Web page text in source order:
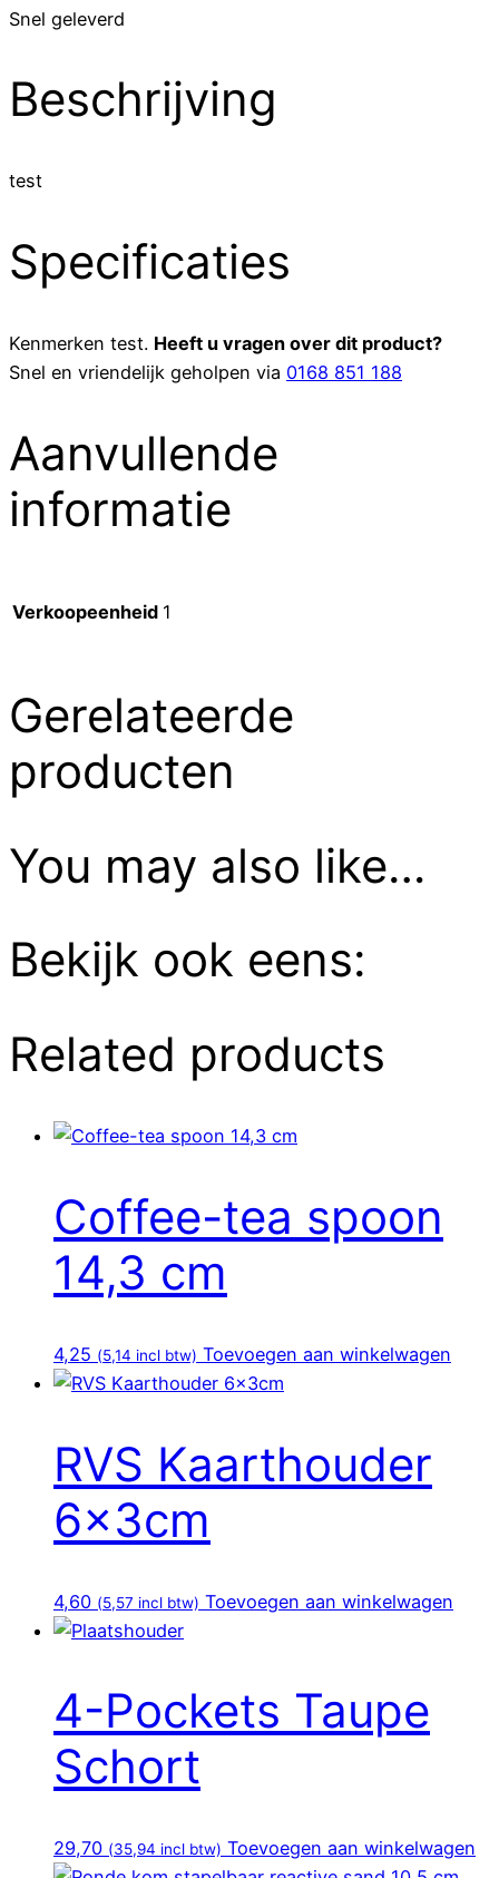
Snel geleverd
Beschrijving
test
Specificaties
Kenmerken test. Heeft u vragen over dit product?
Snel en vriendelijk geholpen via 0168 851 188
Aanvullende
informatie
Verkoopeenheid 1
Gerelateerde
producten
You may also like…
Bekijk ook eens:
Related products
Coffee-tea spoon
14,3 cm
4,25 (5,14 incl btw) Toevoegen aan winkelwagen
RVS Kaarthouder
6x3cm
4,60 (5,57 incl btw) Toevoegen aan winkelwagen
4-Pockets Taupe
Schort
29,70 (35,94 incl btw) Toevoegen aan winkelwagen